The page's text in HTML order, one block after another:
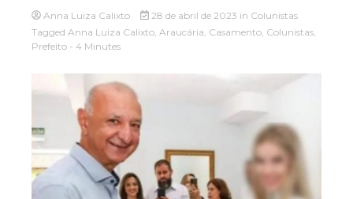
Anna Luiza Calixto 28 de abril de 2023 in Colunistas
Tagged Anna Luiza Calixto Araucária Casamento Colunistas
Prefeito - 4 Minutes